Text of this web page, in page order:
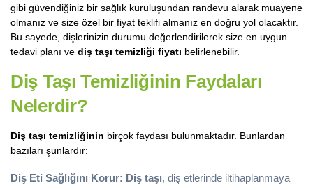
gibi güvendiğiniz bir sağlık kuruluşundan randevu alarak muayene
olmanız ve size özel bir fiyat teklifi almanız en doğru yol olacaktır.
Bu sayede, dişlerinizin durumu değerlendirilerek size en uygun
tedavi planı ve diş taşı temizliği fiyatı belirlenebilir.
Diş Taşı Temizliğinin Faydaları
Nelerdir?
Diş taşı temizliğinin birçok faydası bulunmaktadır. Bunlardan
bazıları şunlardır:
Diş Eti Sağlığını Korur: Diş taşı, diş etlerinde iltihaplanmaya